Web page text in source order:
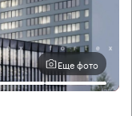
Еще фото